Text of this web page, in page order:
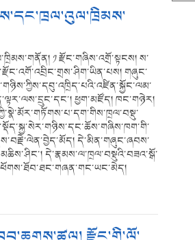
༡ རྫོང་གཞིས་འགྲོ་སྟངས། ས་
གཞུང་
ཕྱག་མཛོད། ཁང་གཉེར།
དེ་མིན་གཞུང་ཞབས་
དེ་རྣམས་ལ་ཁྲལ་བསྡུའི་བཟའ་སྒོ་